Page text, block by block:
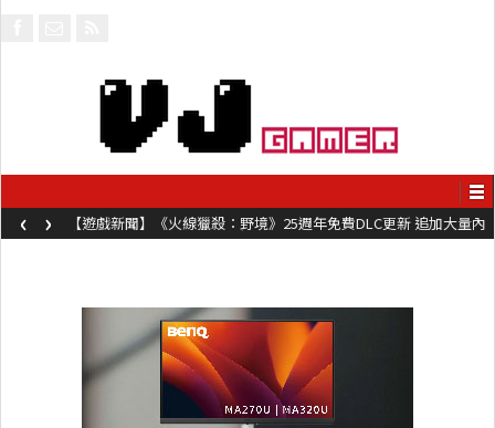
【遊戲新聞】《火線獵殺：野境》25週年免費DLC更新 追加大量內
容同時系舊作限時超平價折扣
‹ ›